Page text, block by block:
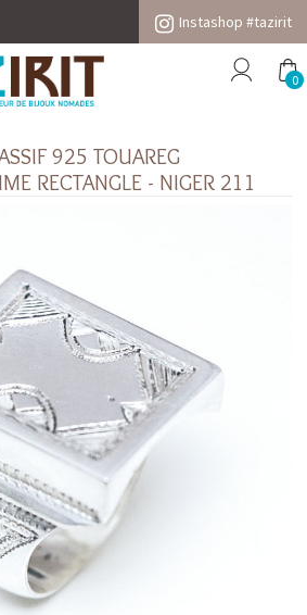
Instashop #tazirit
0
925 TOUAREG
RECTANGLE - NIGER 211